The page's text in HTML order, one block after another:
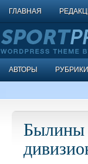
ГЛАВНАЯ
АВТОРЫ РУБРИКИ
Былины